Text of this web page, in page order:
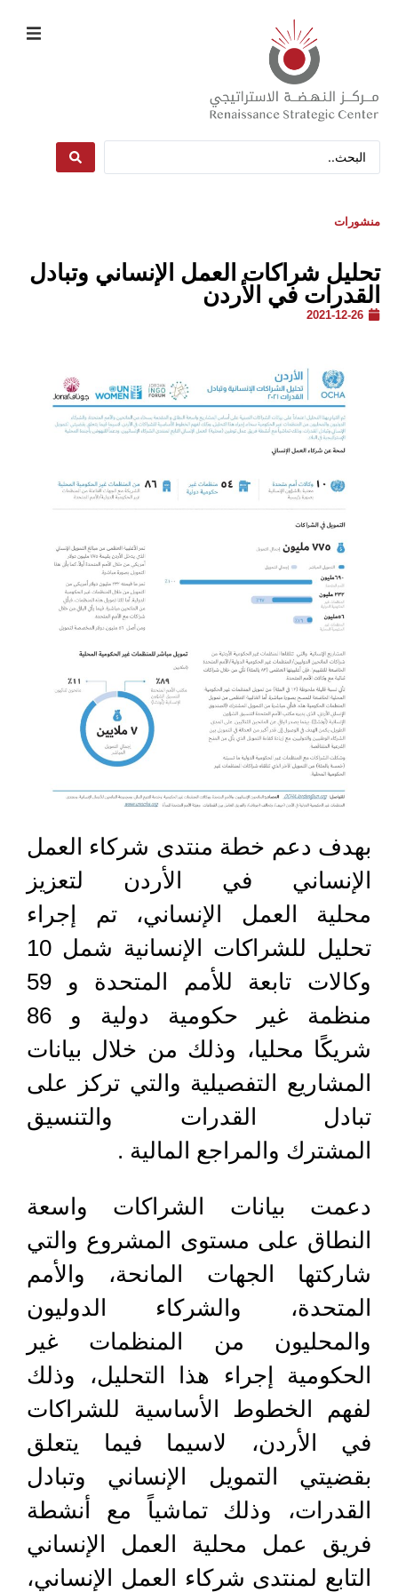
منشورات
تحليل شراكات العمل الإنساني وتبادل
القدرات في الأردن
2021-12-26
بهدف دعم خطة منتدى شركاء العمل
الإنساني في الأردن لتعزيز
محلية العمل الإنساني، تم إجراء
تحليل للشراكات الإنسانية شمل 10
وكالات تابعة للأمم المتحدة و 59
منظمة غير حكومية دولية و 86
شريكًا محليا، وذلك من خلال بيانات
المشاريع التفصيلية والتي تركز على
تبادل القدرات والتنسيق
المشترك والمراجع المالية .
دعمت بيانات الشراكات واسعة
النطاق على مستوى المشروع والتي
شاركتها الجهات المانحة، والأمم
المتحدة، والشركاء الدوليون
والمحليون من المنظمات غير
الحكومية إجراء هذا التحليل، وذلك
لفهم الخطوط الأساسية للشراكات
في الأردن، لاسيما فيما يتعلق
بقضيتي التمويل الإنساني وتبادل
القدرات، وذلك تماشياً مع أنشطة
فريق عمل محلية العمل الإنساني
التابع لمنتدى شركاء العمل الإنساني،